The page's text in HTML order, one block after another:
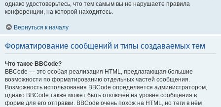
однако удостоверьтесь, что тем самым вы не нарушаете правила
конференции, на которой находитесь.
Вернуться к началу
Форматирование сообщений и типы создаваемых тем
Что такое BBCode?
BBCode — это особая реализация HTML, предлагающая большие
возможности по форматированию отдельных частей сообщения.
Возможность использования BBCode определяется администратором,
однако BBCode также может быть отключён на уровне сообщения в
форме для его отправки. BBCode очень похож на HTML, но теги в нём